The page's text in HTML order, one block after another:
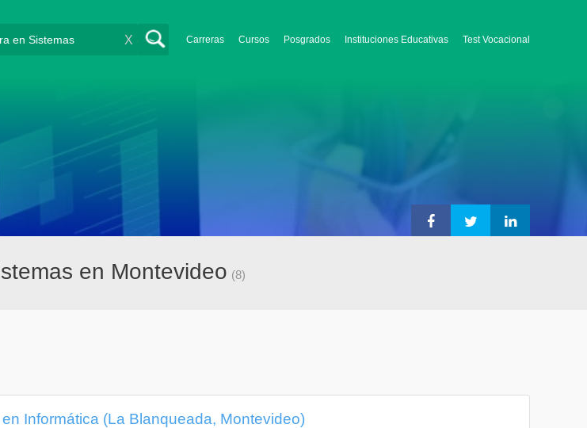
Carreras Cursos Posgrados Instituciones Educativas Test Vocacional
X
en Montevideo (8)
Informática (La Blanqueada, Montevideo)